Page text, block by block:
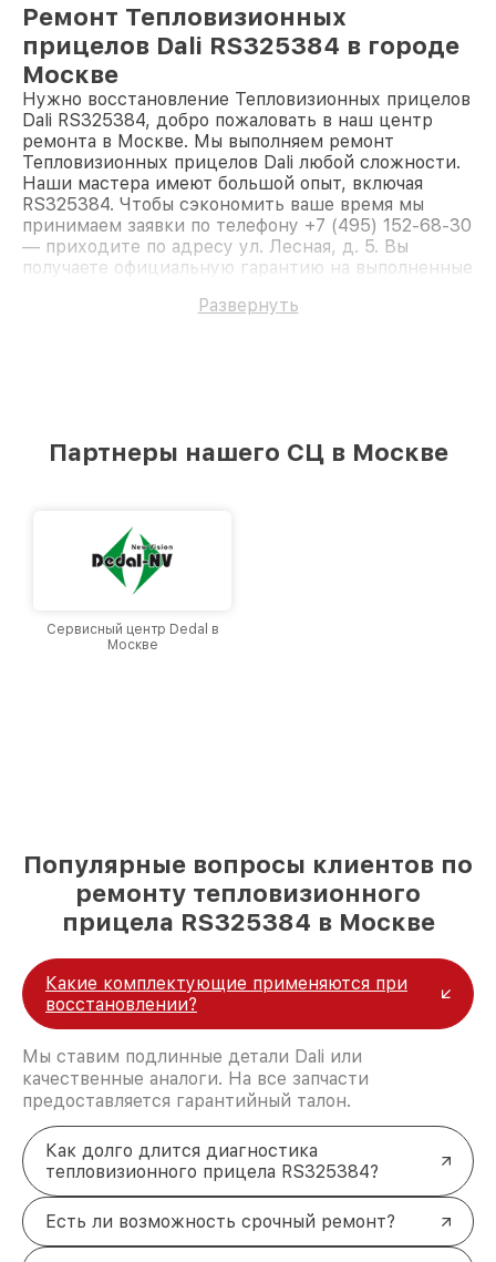
Ремонт Тепловизионных
прицелов Dali RS325384 в городе
Москве
Нужно восстановление Тепловизионных прицелов
Dali RS325384, добро пожаловать в наш центр
ремонта в Москве. Мы выполняем ремонт
Тепловизионных прицелов Dali любой сложности.
Наши мастера имеют большой опыт, включая
RS325384. Чтобы сэкономить ваше время мы
принимаем заявки по телефону +7 (495) 152-68-30
— приходите по адресу ул. Лесная, д. 5. Вы
получаете официальную гарантию на выполненные
Развернуть
Партнеры нашего СЦ в Москве
Сервисный центр Dedal в
Москве
Популярные вопросы клиентов по
ремонту тепловизионного
прицела RS325384 в Москве
Какие комплектующие применяются при
восстановлении?
Мы ставим подлинные детали Dali или
качественные аналоги. На все запчасти
предоставляется гарантийный талон.
Как долго длится диагностика
тепловизионного прицела RS325384?
Есть ли возможность срочный ремонт?